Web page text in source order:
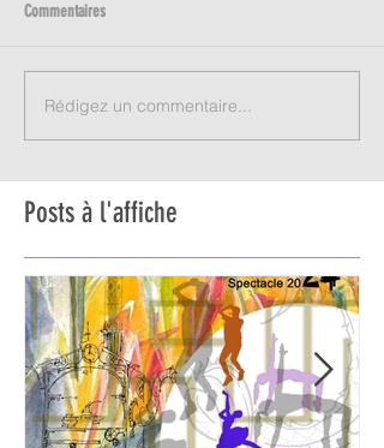
Commentaires
Rédigez un commentaire...
Posts à l'affiche